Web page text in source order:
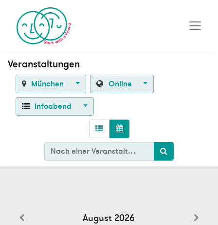
Veranstaltungen
München Online
Infoabend
August 2026